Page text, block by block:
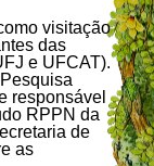
visitação
das
e UFCAT).
responsável
RPPN da
de
as